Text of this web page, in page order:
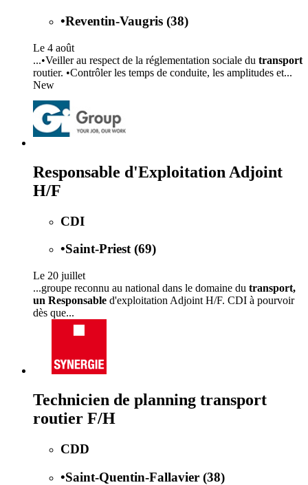
•Reventin-Vaugris (38)
Le 4 août
...•Veiller au respect de la réglementation sociale du transport
routier. •Contrôler les temps de conduite, les amplitudes et...
New
Responsable d'Exploitation Adjoint
H/F
CDI
•Saint-Priest (69)
Le 20 juillet
...groupe reconnu au national dans le domaine du transport,
un Responsable d'exploitation Adjoint H/F. CDI à pourvoir
dès que...
Technicien de planning transport
routier F/H
CDD
•Saint-Quentin-Fallavier (38)